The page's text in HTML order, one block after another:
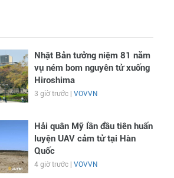
Nhật Bản tưởng niệm 81 năm
vụ ném bom nguyên tử xuống
Hiroshima
3 giờ trước | VOVVN
Hải quân Mỹ lần đầu tiên huấn
luyện UAV cảm tử tại Hàn
Quốc
4 giờ trước | VOVVN